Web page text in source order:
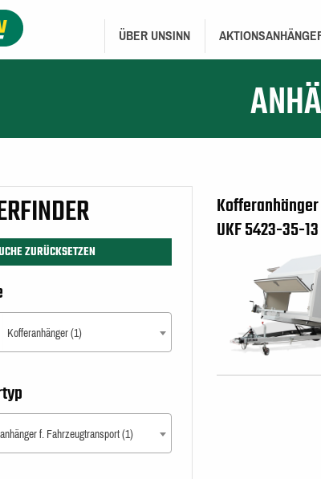
HAUPTNAVIGATION
ÜBER UNSINN
UKF 5423-35-13
ZURÜCKSETZEN
Kofferanhänger (1)
f. Fahrzeugtransport (1)